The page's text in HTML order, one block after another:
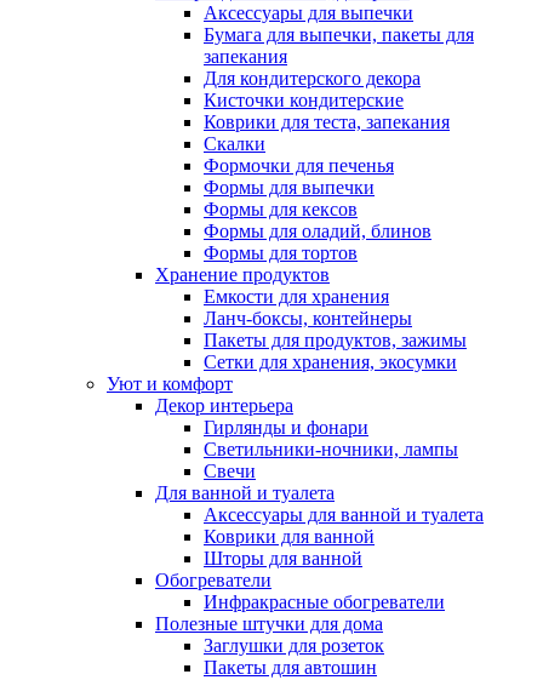
Аксессуары для выпечки
Бумага для выпечки, пакеты для
запекания
Для кондитерского декора
Кисточки кондитерские
Коврики для теста, запекания
Скалки
Формочки для печенья
Формы для выпечки
Формы для кексов
Формы для оладий, блинов
Формы для тортов
Хранение продуктов
Емкости для хранения
Ланч-боксы, контейнеры
Пакеты для продуктов, зажимы
Сетки для хранения, экосумки
Уют и комфорт
Декор интерьера
Гирлянды и фонари
Светильники-ночники, лампы
Свечи
Для ванной и туалета
Аксессуары для ванной и туалета
Коврики для ванной
Шторы для ванной
Обогреватели
Инфракрасные обогреватели
Полезные штучки для дома
Заглушки для розеток
Пакеты для автошин